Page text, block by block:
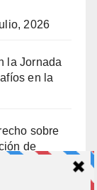
2026
la Jornada
en la
sobre
de